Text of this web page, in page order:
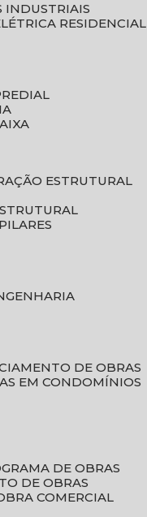
INDUSTRIAIS
RESIDENCIAL
ESTRUTURAL
DE OBRAS
EM CONDOMÍNIOS
DE OBRAS
DE OBRAS
COMERCIAL